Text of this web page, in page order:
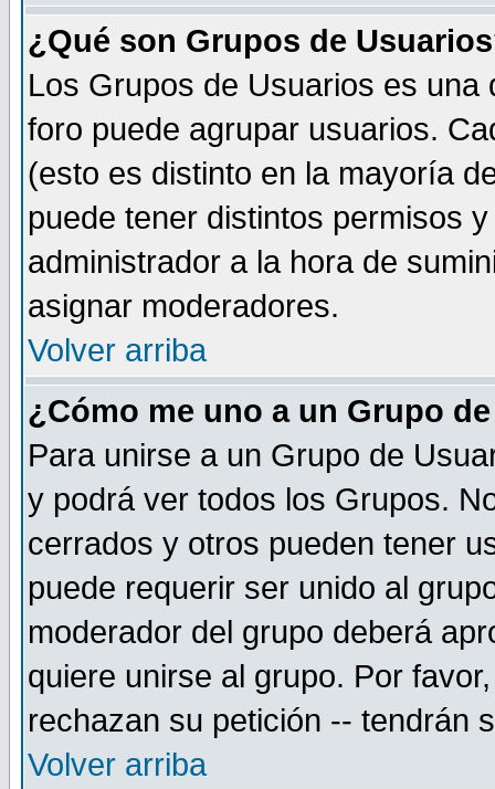
¿Qué son Grupos de
Los Grupos de Usuarios es
foro puede agrupar usuarios.
(esto es distinto en la mayoría
puede tener distintos permisos
administrador a la hora de
asignar moderadores.
Volver arriba
¿Cómo me uno a un Grupo
Para unirse a un Grupo de
y podrá ver todos los Grupos.
cerrados y otros pueden tener
puede requerir ser unido al
moderador del grupo deberá
quiere unirse al grupo. Por
rechazan su petición -- tendrán
Volver arriba